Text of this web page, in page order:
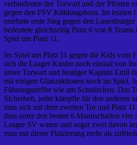
verhinderten der Torwart und der Pfosten
gegen den FSV Kühlungsborn. Im letzten
ersehnte erste Sieg gegen den
bedeutete gleichzeitig Platz 6 von 8
Spiel um Platz 11.
Im Spiel um Platz 11 gegen die Kids vom
sich die Laager Kinder noch einmal von
unser Torwart und heutiger Kapitän Emil
mit einigen Glanzaktionen noch im Spiel,
Führungstreffer wie am Schnürchen. Das
Sicherheit, jeder kämpfte für den anderen
man sich mit dem zweiten Tor und Platz
dass unter den besten 6 Mannschaften vier
Laager SV waren und sogar zwei davon
man mit dieser Platzierung mehr als